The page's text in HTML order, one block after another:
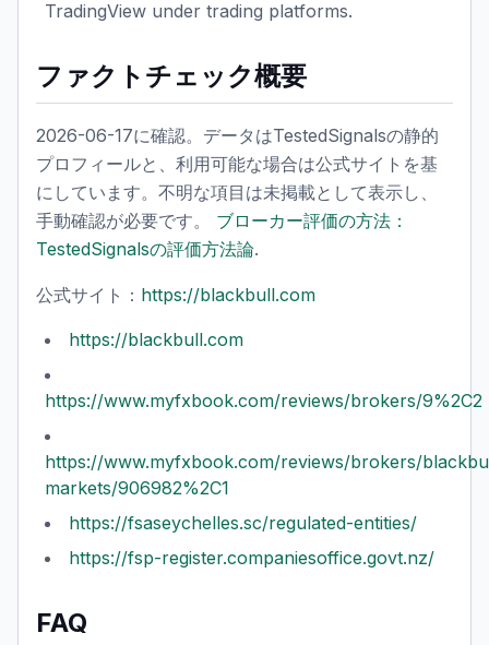
TradingView under trading platforms.
ファクトチェック概要
2026-06-17に確認。データはTestedSignalsの静的
プロフィールと、利用可能な場合は公式サイトを基
にしています。不明な項目は未掲載として表示し、
手動確認が必要です。 ブローカー評価の方法：
TestedSignalsの評価方法論.
公式サイト： https://blackbull.com
https://blackbull.com
https://www.myfxbook.com/reviews/brokers/9%2C2
https://www.myfxbook.com/reviews/brokers/
markets/906982%2C1
https://fsaseychelles.sc/regulated-entities/
https://fsp-register.companiesoffice.govt.nz/
FAQ